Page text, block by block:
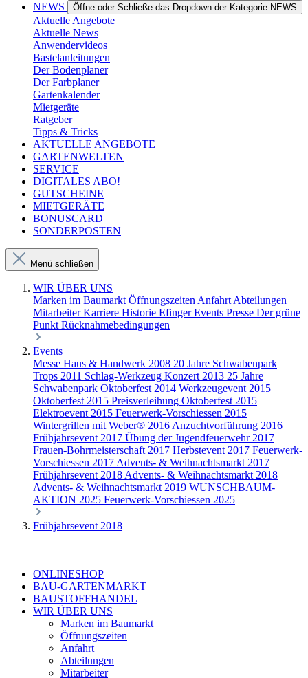
NEWS
Öffne oder Schließe das Dropdown der Kategorie NEWS
Aktuelle Angebote
Aktuelle News
Anwendervideos
Bastelanleitungen
Der Bodenplaner
Der Farbplaner
Gartenkalender
Mietgeräte
Ratgeber
Tipps & Tricks
AKTUELLE ANGEBOTE
GARTENWELTEN
SERVICE
DIGITALES ABO!
GUTSCHEINE
MIETGERÄTE
BONUSCARD
SONDERPOSTEN
Menü schließen
WIR ÜBER UNS
Marken im Baumarkt Öffnungszeiten Anfahrt Abteilungen
MitarbeiterKarriere Historie EfingerEvents Presse Der grüne
Punkt Rücknahmebedingungen
Events
Messe Haus & Handwerk 2008 20 Jahre Schwabenpark
Trops 2011 Schlag-Werkzeug Konzert 2013 25 Jahre
Schwabenpark Oktoberfest 2014 Werkzeugevent 2015
Oktoberfest 2015 Preisverleihung Oktoberfest 2015
Elektroevent 2015 Feuerwerk-Vorschiessen 2015
Wintergrillen mit Weber® 2016 Anzuchtvorführung 2016
Frühjahrsevent 2017 Übung der Jugendfeuerwehr 2017
Frauen-Bohrmeisterschaft 2017 Herbstevent 2017 Feuerwerk-
Vorschiessen 2017 Advents- & Weihnachtsmarkt 2017
Frühjahrsevent 2018 Advents- & Weihnachtsmarkt 2018
Advents- & Weihnachtsmarkt 2019 WUNSCHBAUM-
AKTION 2025 Feuerwerk-Vorschiessen 2025
Frühjahrsevent 2018
ONLINESHOP
BAU-GARTENMARKT
BAUSTOFFHANDEL
WIR ÜBER UNS
Marken im Baumarkt
Öffnungszeiten
Anfahrt
Abteilungen
Mitarbeiter